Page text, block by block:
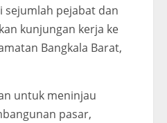
sejumlah pejabat dan
kunjungan kerja ke
Bangkala Barat,
untuk meninjau
pasar,